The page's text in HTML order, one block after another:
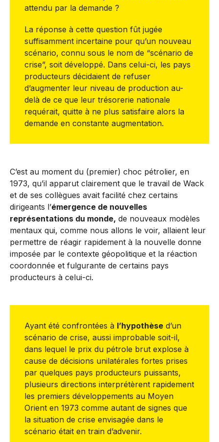
attendu par la demande ?
La réponse à cette question fût jugée
suffisamment incertaine pour qu’un nouveau
scénario, connu sous le nom de “scénario de
crise”, soit développé. Dans celui-ci, les pays
producteurs décidaient de refuser
d’augmenter leur niveau de production au-
delà de ce que leur trésorerie nationale
requérait, quitte à ne plus satisfaire alors la
demande en constante augmentation.
C’est au moment du (premier) choc pétrolier, en
1973, qu’il apparut clairement que le travail de Wack
et de ses collègues avait facilité chez certains
dirigeants l’émergence de nouvelles
représentations du monde, de nouveaux modèles
mentaux qui, comme nous allons le voir, allaient leur
permettre de réagir rapidement à la nouvelle donne
imposée par le contexte géopolitique et la réaction
coordonnée et fulgurante de certains pays
producteurs à celui-ci.
Ayant été confrontées à l’hypothèse d’un
scénario de crise, aussi improbable soit-il,
dans lequel le prix du pétrole brut explose à
cause de décisions unilatérales fortes prises
par quelques pays producteurs puissants,
plusieurs directions interprétèrent rapidement
les premiers développements au Moyen
Orient en 1973 comme autant de signes que
la situation de crise envisagée dans le
scénario était en train d’advenir.